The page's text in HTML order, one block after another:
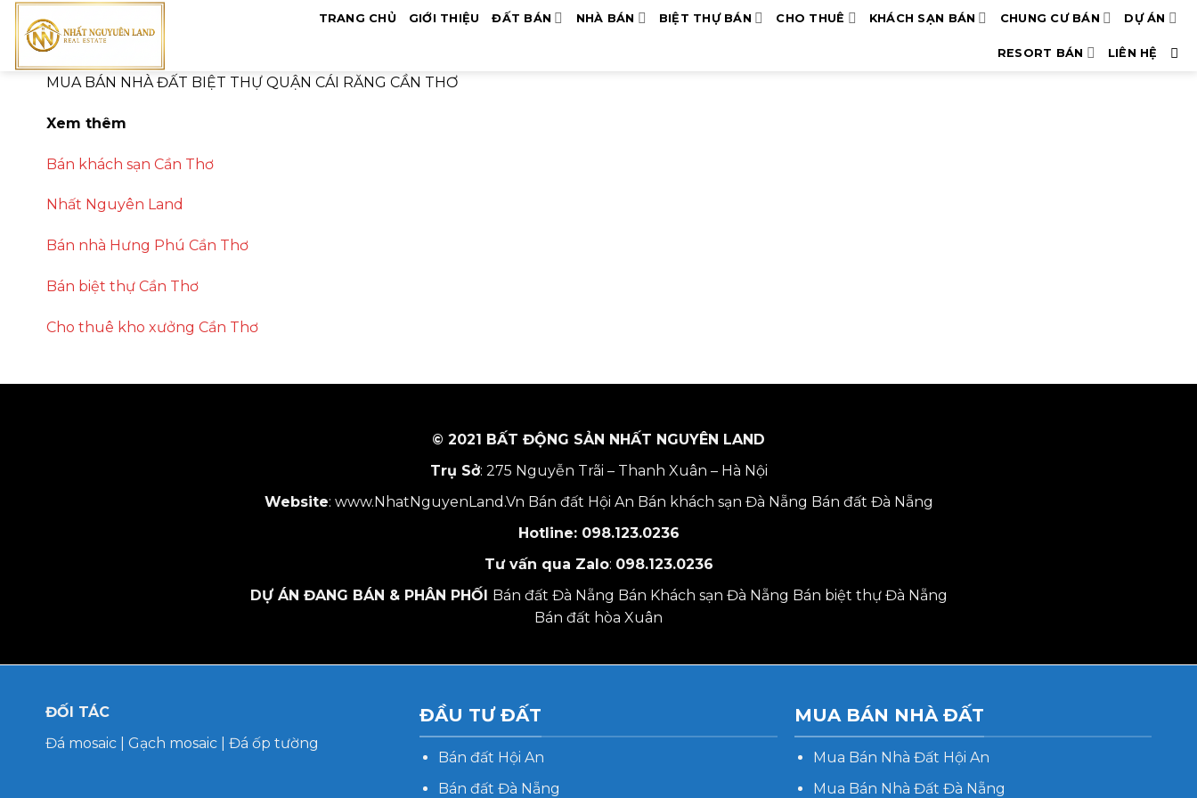
Skip
content
TRANG CHỦ GIỚI THIỆU ĐẤT BÁN NHÀ BÁN BIỆT THỰ BÁN CHO THUÊ KHÁCH SẠN BÁN CHUNG CƯ BÁN DỰ ÁN
RESORT BÁN LIÊN HỆ
MUA BÁN NHÀ ĐẤT BIỆT THỰ QUẬN CÁI RĂNG CẦN THƠ
Xem thêm
Bán khách sạn Cần Thơ
Nhất Nguyên Land
Bán nhà Hưng Phú Cần Thơ
Bán biệt thự Cần Thơ
Cho thuê kho xưởng Cần Thơ
© 2021 BẤT ĐỘNG SẢN NHẤT NGUYÊN LAND
Trụ Sở: 275 Nguyễn Trãi – Thanh Xuân – Hà Nội
Website: www.NhatNguyenLand.Vn Bán đất Hội An Bán khách sạn Đà Nẵng Bán đất Đà Nẵng
Hotline: 098.123.0236
Tư vấn qua Zalo: 098.123.0236
DỰ ÁN ĐANG BÁN & PHÂN PHỐI Bán đất Đà Nẵng Bán Khách sạn Đà Nẵng Bán biệt thự Đà Nẵng
Bán đất hòa Xuân
ĐỐI TÁC
Đá mosaic| Gạch mosaic| Đá ốp tường
ĐẦU TƯ ĐẤT
Bán đất Hội An
Bán đất Đà Nẵng
MUA BÁN NHÀ ĐẤT
Mua Bán Nhà Đất Hội An
Mua Bán Nhà Đất Đà Nẵng